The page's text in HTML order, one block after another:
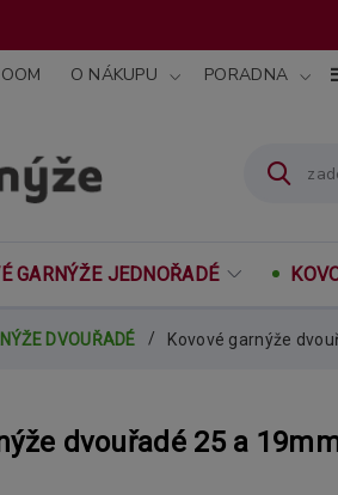
O NÁKUPU PORADNA
GARNÝŽE JEDNOŘADÉ
DVOUŘADÉ Kovové garnýže
dvouřadé 25 a